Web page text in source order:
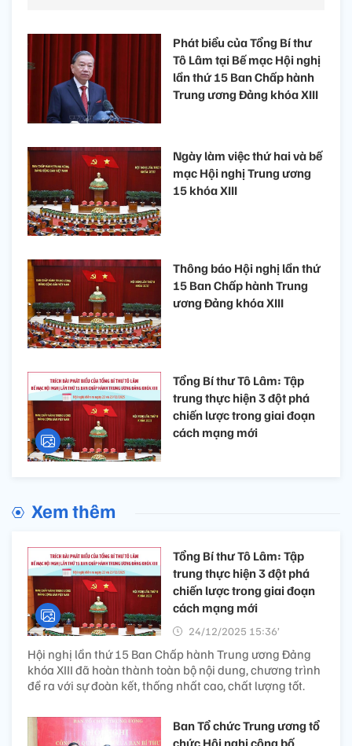
Phát biểu của Tổng Bí thư
Tô Lâm tại Bế mạc Hội nghị
lần thứ 15 Ban Chấp hành
Trung ương Đảng khóa XIII
Ngày làm việc thứ hai và bế
mạc Hội nghị Trung ương
15 khóa XIII
Thông báo Hội nghị lần thứ
15 Ban Chấp hành Trung
ương Đảng khóa XIII
Tổng Bí thư Tô Lâm: Tập
trung thực hiện 3 đột phá
chiến lược trong giai đoạn
cách mạng mới
Xem thêm
Tổng Bí thư Tô Lâm: Tập
trung thực hiện 3 đột phá
chiến lược trong giai đoạn
cách mạng mới
24/12/2025 15:36’
Hội nghị lần thứ 15 Ban Chấp hành Trung ương Đảng
khóa XIII đã hoàn thành toàn bộ nội dung, chương trình
đề ra với sự đoàn kết, thống nhất cao, chất lượng tốt.
Ban Tổ chức Trung ương tổ
chức Hội nghị công bố